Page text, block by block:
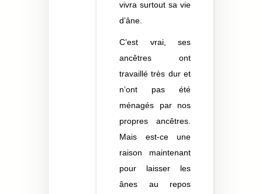
vivra surtout sa vie
d’âne.
C’est vrai, ses
ancêtres ont
travaillé très dur et
n’ont pas été
ménagés par nos
propres ancêtres.
Mais est-ce une
raison maintenant
pour laisser les
ânes au repos